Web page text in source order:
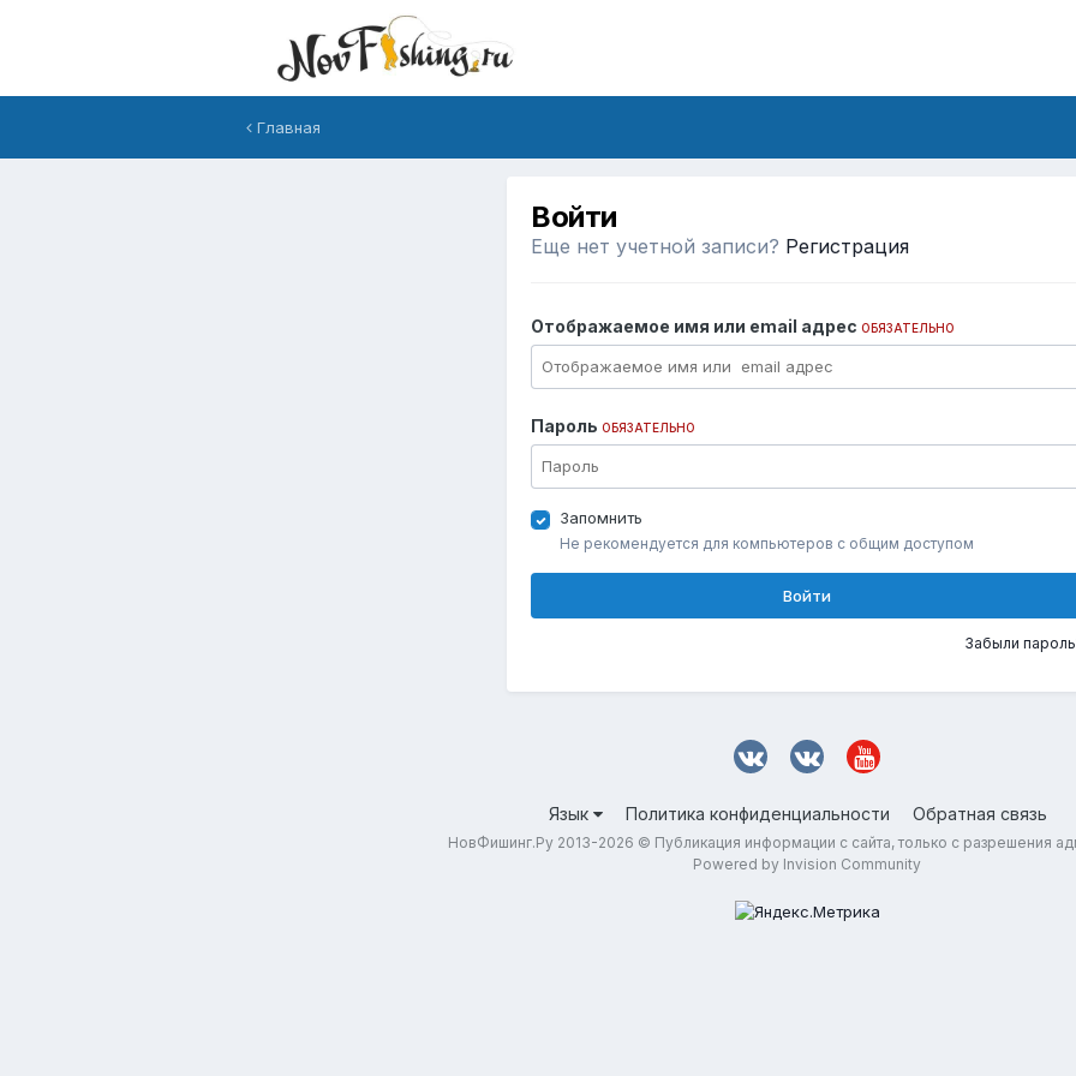
Главная
Войти
Еще нет учетной записи? Регистрация
Отображаемое имя или email адрес ОБЯЗАТЕЛЬНО
Пароль ОБЯЗАТЕЛЬНО
Запомнить
Не рекомендуется для компьютеров с общим доступом
Войти
Забыли
Язык Политика конфиденциальности Обратная связь
НовФишинг.Ру 2013-2026 © Публикация информации с сайта, только с разрешения
Powered by Invision Community